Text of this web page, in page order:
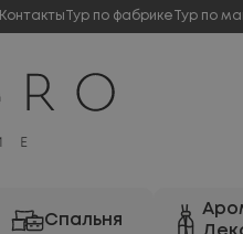
Контакты Тур по фабрике Тур по
Спальня